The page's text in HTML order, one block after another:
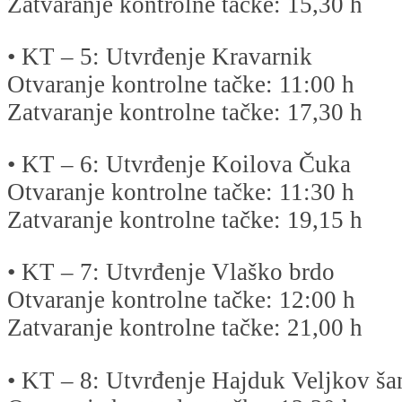
• KT – 5: Utvrđenje Kravarnik
Otvaranje kontrolne tačke: 11:00 h
Zatvaranje kontrolne tačke: 17,30 h
• KT – 6: Utvrđenje Koilova Čuka
Otvaranje kontrolne tačke: 11:30 h
Zatvaranje kontrolne tačke: 19,15 h
• KT – 7: Utvrđenje Vlaško brdo
Otvaranje kontrolne tačke: 12:00 h
Zatvaranje kontrolne tačke: 21,00 h
• KT – 8: Utvrđenje Hajduk Veljkov